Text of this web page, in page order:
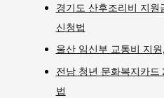
경기도 산후조리비 지
신청법
울산 임신부 교통비 지
전남 청년 문화복지카드
법